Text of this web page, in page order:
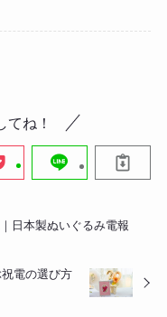
てね！
日本製ぬいぐるみ電報
電の選び方